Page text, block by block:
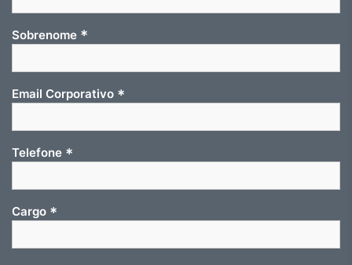
Sobrenome *
Email Corporativo *
Telefone *
Cargo *